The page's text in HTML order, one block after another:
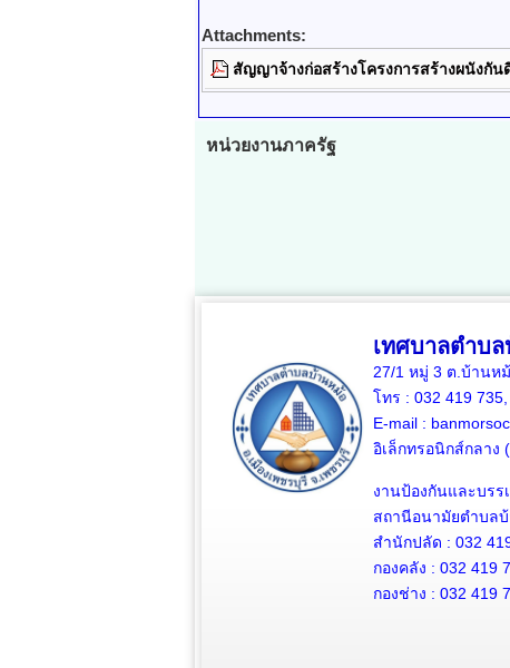
Attachments:
สัญญาจ้างก่อสร้างโครงการสร้างผนังกั
หน่วยงานภาครัฐ
เทศบาลตำบ
27/1 หมู่ 3 ต.บ้านห
โทร : 032 419
E-mail :
อิเล็กทรอนิกส์กลาง
งานป้องกันและบรร
สถานีอนามัยตำบลบ้
สำนักปลัด : 032
กองคลัง : 032 419
กองช่าง : 032 419